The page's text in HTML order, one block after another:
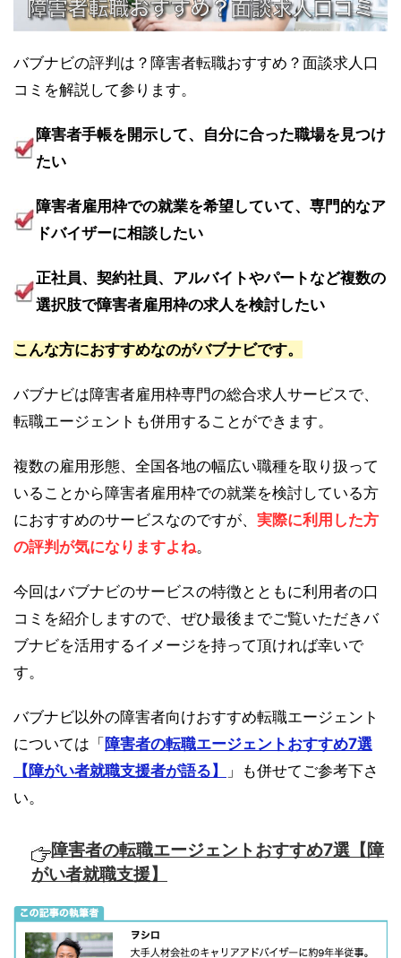
バブナビの評判は？障害者転職おすすめ？面談求人口
コミを解説して参ります。
障害者手帳を開示して、自分に合った職場を見つけ
たい
障害者雇用枠での就業を希望していて、専門的なア
ドバイザーに相談したい
正社員、契約社員、アルバイトやパートなど複数の
選択肢で障害者雇用枠の求人を検討したい
こんな方におすすめなのがバブナビです。
バブナビは障害者雇用枠専門の総合求人サービスで、
転職エージェントも併用することができます。
複数の雇用形態、全国各地の幅広い職種を取り扱って
いることから障害者雇用枠での就業を検討している方
におすすめのサービスなのですが、 実際に利用した方
の評判が気になりますよね。
今回はバブナビのサービスの特徴とともに利用者の口
コミを紹介しますので、ぜひ最後までご覧いただきバ
ブナビを活用するイメージを持って頂ければ幸いで
す。
バブナビ以外の障害者向けおすすめ転職エージェント
については「障害者の転職エージェントおすすめ7選
【障がい者就職支援者が語る】
」も併せてご参考下さ
い。
障害者の転職エージェントおすすめ7選【障
がい者就職支援】